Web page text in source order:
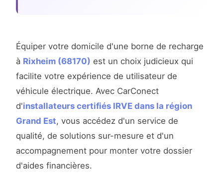
Équiper votre domicile d'une borne de recharge
à Rixheim (68170) est un choix judicieux qui
facilite votre expérience de utilisateur de
véhicule électrique. Avec CarConect
d'installateurs certifiés IRVE dans la région
Grand Est, vous accédez d'un service de
qualité, de solutions sur-mesure et d'un
accompagnement pour monter votre dossier
d'aides financières.